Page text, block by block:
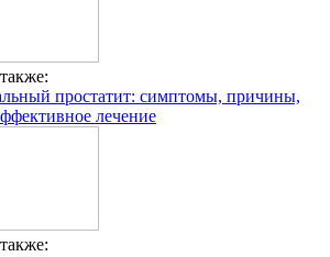
простатит: симптомы, причины,
лечение